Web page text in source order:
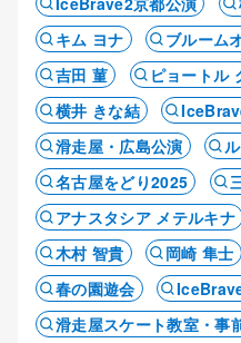
キム ヨナ
ブルーム
吉田 菫
ピョートル
横井 きな結
滑走屋・広島公演
名古屋をどり2025
アナスタシア メテルキナ
木村 智貴
岡崎 隼士
春の園遊会
滑走屋スケート教室・事